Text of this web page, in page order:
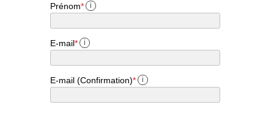
Prénom* i
E-mail* i
E-mail (Confirmation)* i